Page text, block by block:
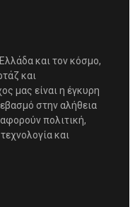
και τον κόσμο,
και
μας είναι η έγκυρη
στην αλήθεια
πολιτική,
και